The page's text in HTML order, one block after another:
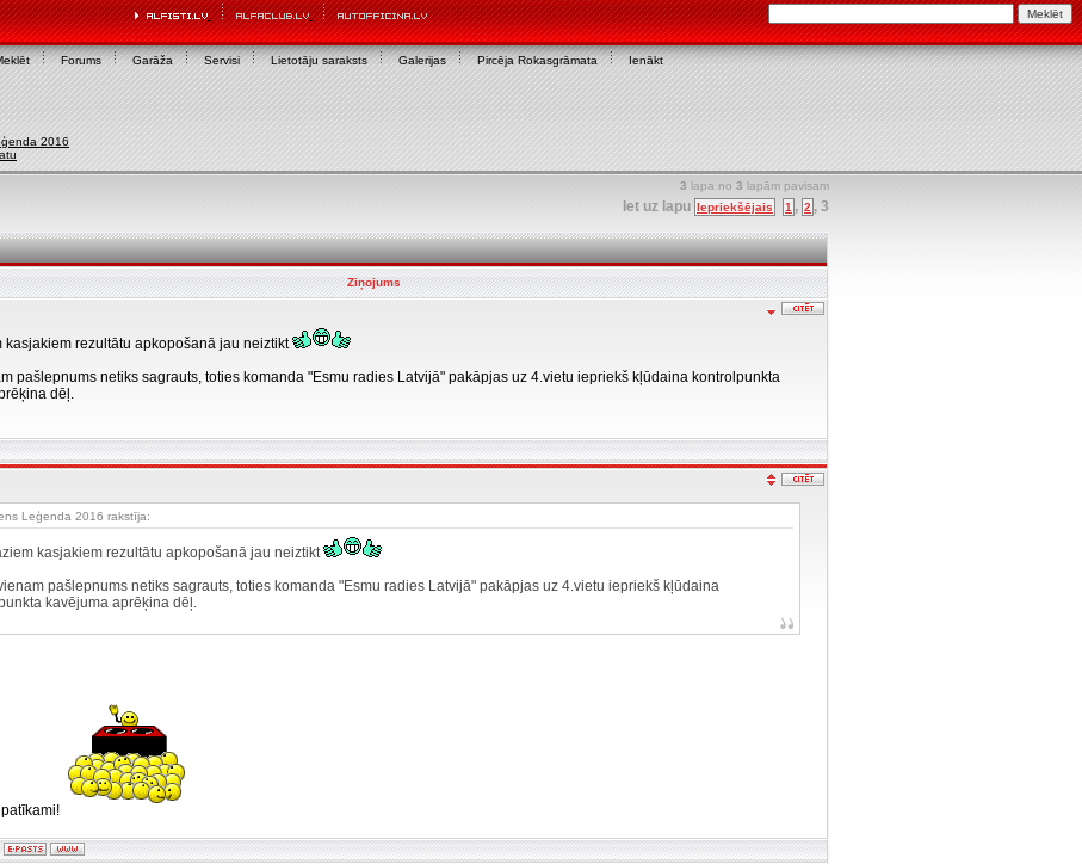
Forums Garāža Servisi Lietotāju saraksts Galerijas Pircēja Rokasgrāmata Ienākt
2016
3 lapa no 3 lapām pavisam
Iet uz lapu Iepriekšējais 1 , 2 , 3
Ziņojums
kasjakiem rezultātu apkopošanā jau neiztikt
pašlepnums netiks sagrauts, toties komanda "Esmu radies Latvijā" pakāpjas uz 4.vietu iepriekš kļūdaina kontrolpunkta
dēļ.
Leģenda 2016 rakstīja:
kasjakiem rezultātu apkopošanā jau neiztikt
pašlepnums netiks sagrauts, toties komanda "Esmu radies Latvijā" pakāpjas uz 4.vietu iepriekš kļūdaina
kavējuma aprēķina dēļ.